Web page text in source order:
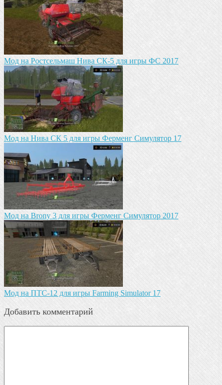
Мод на Ростсельмаш Нива СК-5 для игры ФС 2017
Мод на Нива СК 5 для игры Ферменг Симулятор 17
Мод на Brony 3 для игры Ферменг Симулятор 2017
Мод на ПТС-12 для игры Farming Simulator 17
Добавить комментарий